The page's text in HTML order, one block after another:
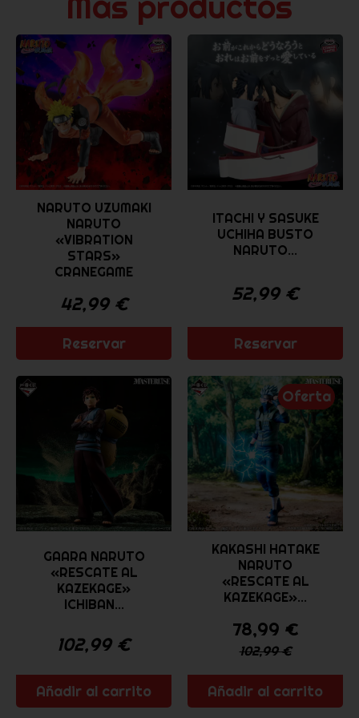
NARUTO UZUMAKI
NARUTO
«VIBRATION
STARS»
CRANEGAME
42,99 €
Reservar
ITACHI Y SASUKE
UCHIHA BUSTO
NARUTO...
52,99 €
Reservar
GAARA NARUTO
«RESCATE AL
KAZEKAGE»
ICHIBAN...
102,99 €
Añadir al carrito
Oferta
KAKASHI HATAKE
NARUTO
«RESCATE AL
KAZEKAGE»...
102,99€
78,99 €
Añadir al carrito